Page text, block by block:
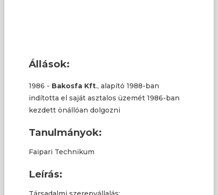
Állások:
1986 - Bakosfa Kft., alapító 1988-ban
indította el saját asztalos üzemét 1986-ban
kezdett önállóan dolgozni
Tanulmányok:
Faipari Technikum
Leírás: